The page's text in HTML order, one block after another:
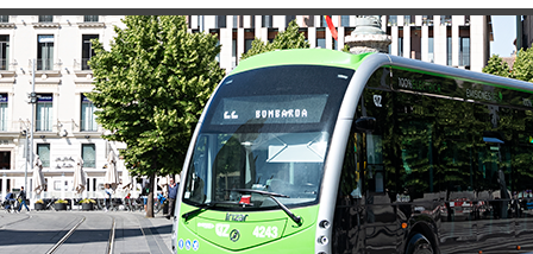
Saltar
al
contenido